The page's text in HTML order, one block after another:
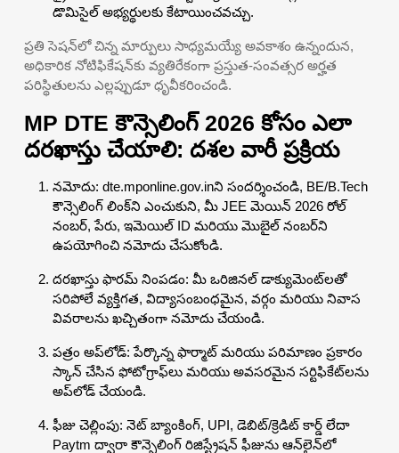
డొమిసైల్ అభ్యర్థులకు కేటాయించవచ్చు.
ప్రతి సెషన్‌లో చిన్న మార్పులు సాధ్యమయ్యే అవకాశం ఉన్నందున,
అధికారిక నోటిఫికేషన్‌కు వ్యతిరేకంగా ప్రస్తుత-సంవత్సర అర్హత
పరిస్థితులను ఎల్లప్పుడూ ధృవీకరించండి.
MP DTE కౌన్సెలింగ్ 2026 కోసం ఎలా
దరఖాస్తు చేయాలి: దశల వారీ ప్రక్రియ
నమోదు: dte.mponline.gov.inని సందర్శించండి, BE/B.Tech
కౌన్సెలింగ్ లింక్‌ని ఎంచుకుని, మీ JEE మెయిన్ 2026 రోల్
నంబర్, పేరు, ఇమెయిల్ ID మరియు మొబైల్ నంబర్‌ని
ఉపయోగించి నమోదు చేసుకోండి.
దరఖాస్తు ఫారమ్ నింపడం: మీ ఒరిజినల్ డాక్యుమెంట్‌లతో
సరిపోలే వ్యక్తిగత, విద్యాసంబంధమైన, వర్గం మరియు నివాస
వివరాలను ఖచ్చితంగా నమోదు చేయండి.
పత్రం అప్‌లోడ్: పేర్కొన్న ఫార్మాట్ మరియు పరిమాణం ప్రకారం
స్కాన్ చేసిన ఫోటోగ్రాఫ్‌లు మరియు అవసరమైన సర్టిఫికేట్‌లను
అప్‌లోడ్ చేయండి.
ఫీజు చెల్లింపు: నెట్ బ్యాంకింగ్, UPI, డెబిట్/క్రెడిట్ కార్డ్ లేదా
Paytm ద్వారా కౌన్సెలింగ్ రిజిస్ట్రేషన్ ఫీజును ఆన్‌లైన్‌లో